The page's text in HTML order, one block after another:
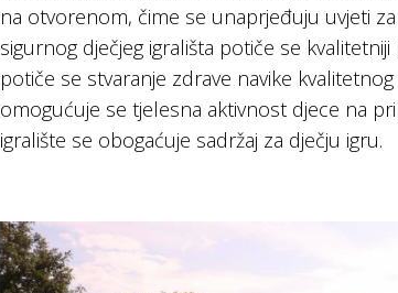
na otvorenom, čime se unaprjeđuju uvjeti
sigurnog dječjeg igrališta potiče se
potiče se stvaranje zdrave navike
omogućuje se tjelesna aktivnost djece na
igralište se obogaćuje sadržaj za dječju igru.